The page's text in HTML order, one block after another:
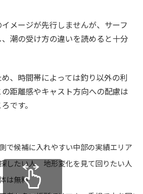
メージが先行しませんが、サーフ
潮の受け方の違いを読めると十分
、時間帯によっては釣り以外の利
距離感やキャスト方向への配慮は
です。
で候補に入れやすい中部の実績エリア
したい人、地形変化を見て回りたい人
は無料